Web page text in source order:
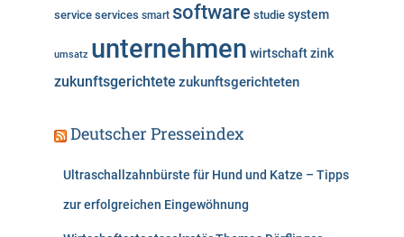
service services smart software studie system
umsatz unternehmen wirtschaftzink
zukunftsgerichtete zukunftsgerichteten
Deutscher Presseindex
Ultraschallzahnbürste für Hund und Katze – Tipps
zur erfolgreichen Eingewöhnung